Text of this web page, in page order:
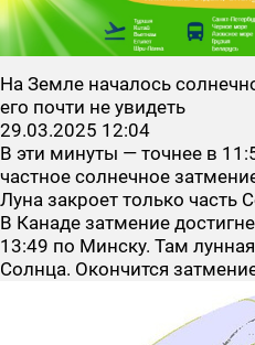
На Земле началось
его почти не увидеть
29.03.2025 12:04
В эти минуты — точнее в
частное солнечное
Луна закроет только часть
В Канаде затмение
13:49 по Минску. Там
Солнца. Окончится